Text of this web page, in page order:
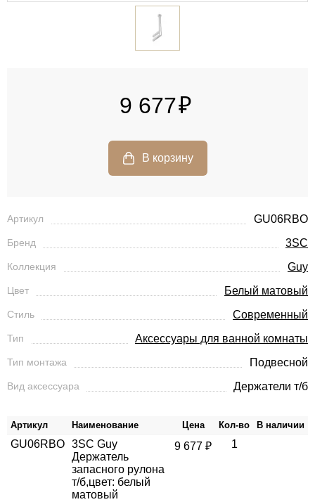
Артикул GU06RBO
Бренд 3SC
Коллекция Guy
Цвет Белый матовый
Стиль Современный
Тип Аксессуары для ванной комнаты
Тип монтажа Подвесной
Вид аксессуара Держатели т/б
9 677
Артикул Наименование Цена Кол-во В наличии
GU06RBO 3SC Guy
Держатель
запасного рулона
т/б,цвет: белый
матовый
9 677 ₽ 1